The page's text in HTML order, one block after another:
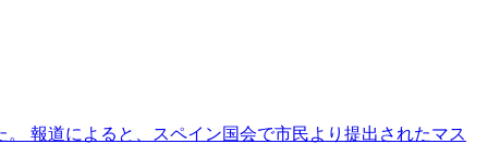
報道によると、スペイン国会で市民より提出されたマス